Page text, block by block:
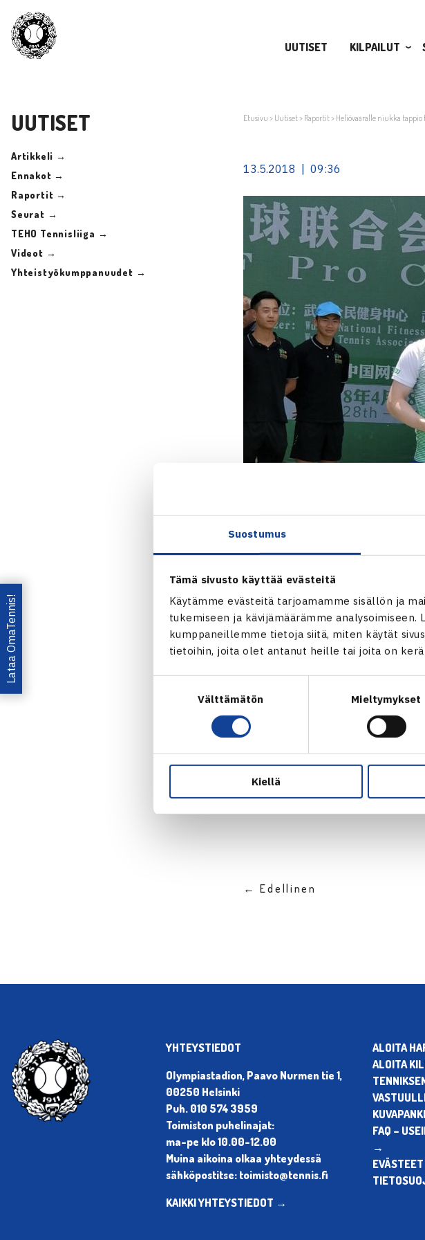
Suostumus
Tämä sivusto käyttää evästeitä
Käytämme evästeitä tarjoamamme sisällön ja
tukemiseen ja kävijämäärämme analysoimiseen.
kumppaneillemme tietoja siitä, miten käytät
tietoihin, joita olet antanut heille tai joita on
Välttämätön Mieltymykset
Kiellä
UUTISET
KILPAILUT
UUTISET
Artikkeli →
Ennakot →
Raportit →
Seurat →
TEHO Tennisliiga →
Videot →
Yhteistyökumppanuudet →
Etusivu > Uutiset> Raportit> Heliövaaralle niukka tappio
13.5.2018 | 09:36
Jaa:
← Edellinen
Lataa OmaTennis!
YHTEYSTIEDOT
Olympiastadion, Paavo Nurmen tie 1,
00250 Helsinki
Puh. 010 574 3959
Toimiston puhelinajat:
ma-pe klo 10.00-12.00
Muina aikoina olkaa yhteydessä
sähköpostitse: toimisto@tennis.fi
KAIKKI YHTEYSTIEDOT →
ALOITA
ALOITA
FAQ –
→